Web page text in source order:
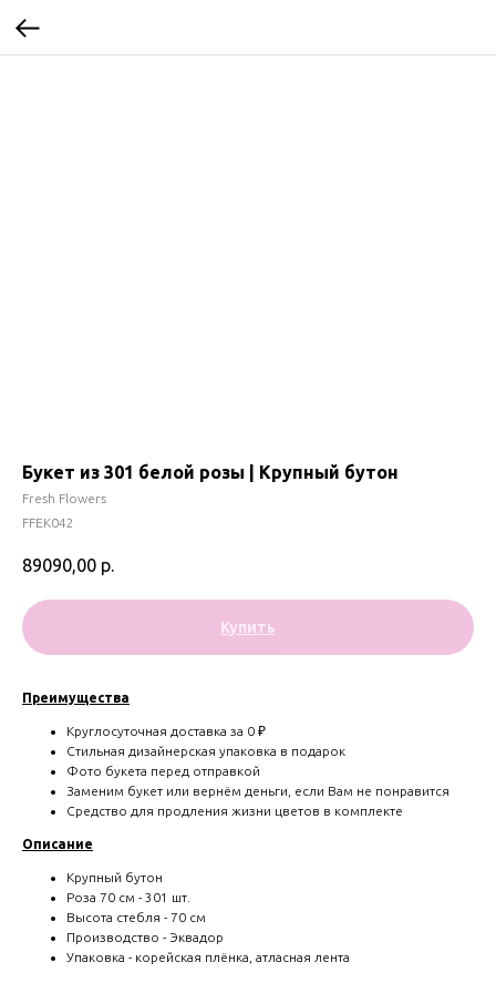
Букет из 301 белой розы | Крупный бутон
Fresh Flowers
FFEK042
89090,00 р.
Купить
Преимущества
Круглосуточная доставка за 0 ₽
Стильная дизайнерская упаковка в подарок
Фото букета перед отправкой
Заменим букет или вернём деньги, если Вам не понравится
Средство для продления жизни цветов в комплекте
Описание
Крупный бутон
Роза 70 см - 301 шт.
Высота стебля - 70 см
Производство - Эквадор
Упаковка - корейская плёнка, атласная лента